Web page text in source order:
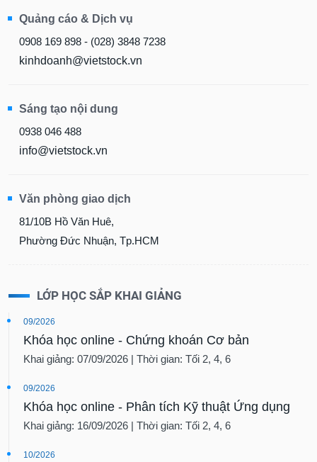
Quảng cáo & Dịch vụ
0908 169 898 - (028) 3848 7238
kinhdoanh@vietstock.vn
Sáng tạo nội dung
0938 046 488
info@vietstock.vn
Văn phòng giao dịch
81/10B Hồ Văn Huê,
Phường Đức Nhuận, Tp.HCM
LỚP HỌC SẮP KHAI GIẢNG
09/2026
Khóa học online - Chứng khoán Cơ bản
Khai giảng: 07/09/2026 | Thời gian: Tối 2, 4, 6
09/2026
Khóa học online - Phân tích Kỹ thuật Ứng dụng
Khai giảng: 16/09/2026 | Thời gian: Tối 2, 4, 6
10/2026